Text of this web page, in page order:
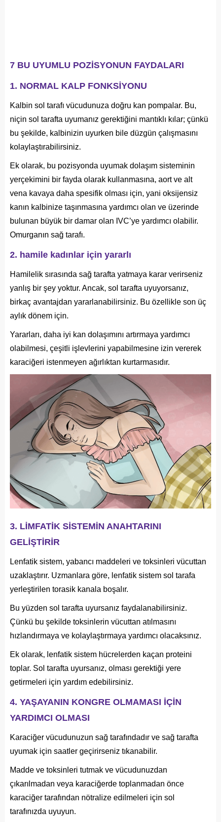
7 BU UYUMLU POZİSYONUN FAYDALARI
1. NORMAL KALP FONKSİYONU
Kalbin sol tarafı vücudunuza doğru kan pompalar. Bu,
niçin sol tarafta uyumanız gerektiğini mantıklı kılar; çünkü
bu şekilde, kalbinizin uyurken bile düzgün çalışmasını
kolaylaştırabilirsiniz.
Ek olarak, bu pozisyonda uyumak dolaşım sisteminin
yerçekimini bir fayda olarak kullanmasına, aort ve alt
vena kavaya daha spesifik olması için, yani oksijensiz
kanın kalbinize taşınmasına yardımcı olan ve üzerinde
bulunan büyük bir damar olan IVC’ye yardımcı olabilir.
Omurganın sağ tarafı.
2. hamile kadınlar için yararlı
Hamilelik sırasında sağ tarafta yatmaya karar verirseniz
yanlış bir şey yoktur. Ancak, sol tarafta uyuyorsanız,
birkaç avantajdan yararlanabilirsiniz. Bu özellikle son üç
aylık dönem için.
Yararları, daha iyi kan dolaşımını artırmaya yardımcı
olabilmesi, çeşitli işlevlerini yapabilmesine izin vererek
karaciğeri istenmeyen ağırlıktan kurtarmasıdır.
3. LİMFATİK SİSTEMİN ANAHTARINI
GELİŞTİRİR
Lenfatik sistem, yabancı maddeleri ve toksinleri vücuttan
uzaklaştırır. Uzmanlara göre, lenfatik sistem sol tarafa
yerleştirilen torasik kanala boşalır.
Bu yüzden sol tarafta uyursanız faydalanabilirsiniz.
Çünkü bu şekilde toksinlerin vücuttan atılmasını
hızlandırmaya ve kolaylaştırmaya yardımcı olacaksınız.
Ek olarak, lenfatik sistem hücrelerden kaçan proteini
toplar. Sol tarafta uyursanız, olması gerektiği yere
getirmeleri için yardım edebilirsiniz.
4. YAŞAYANIN KONGRE OLMAMASI İÇİN
YARDIMCI OLMASI
Karaciğer vücudunuzun sağ tarafındadır ve sağ tarafta
uyumak için saatler geçirirseniz tıkanabilir.
Madde ve toksinleri tutmak ve vücudunuzdan
çıkarılmadan veya karaciğerde toplanmadan önce
karaciğer tarafından nötralize edilmeleri için sol
tarafınızda uyuyun.